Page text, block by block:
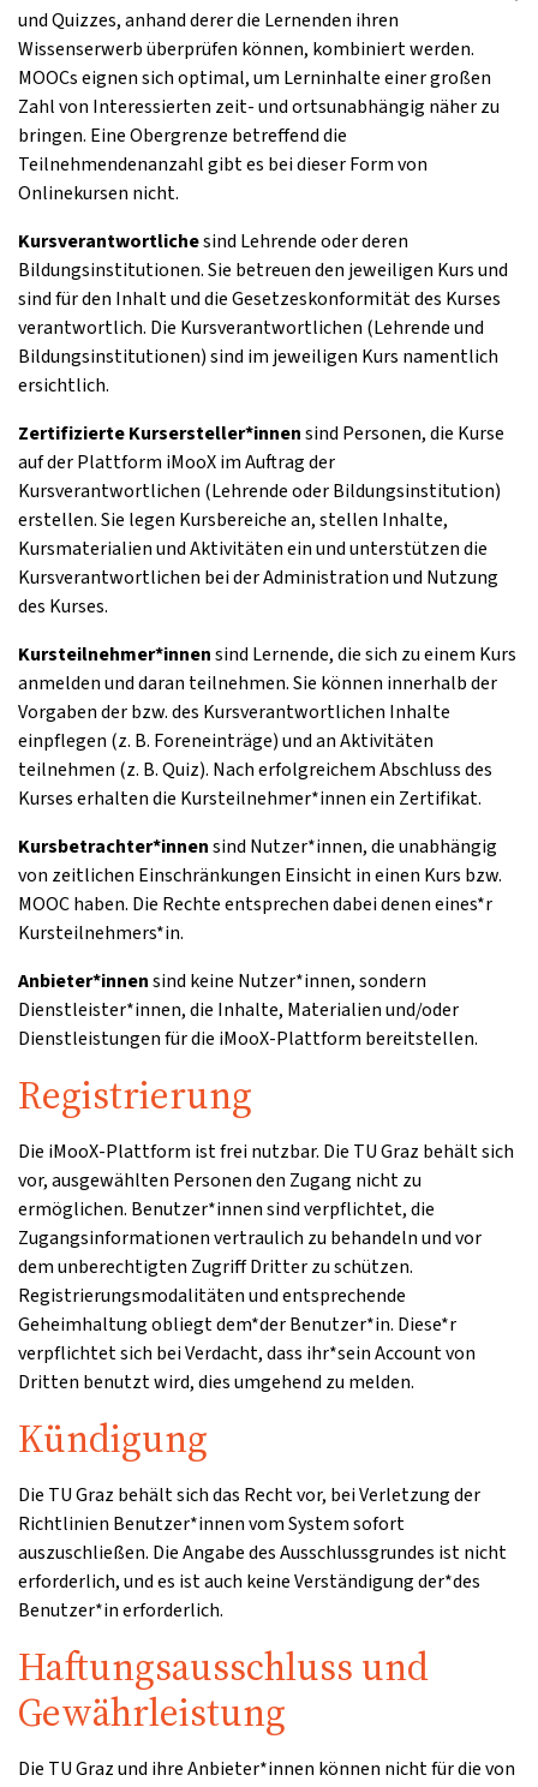
und Quizzes, anhand derer die Lernenden ihren
Wissenserwerb überprüfen können, kombiniert werden.
MOOCs eignen sich optimal, um Lerninhalte einer großen
Zahl von Interessierten zeit- und ortsunabhängig näher zu
bringen. Eine Obergrenze betreffend die
Teilnehmendenanzahl gibt es bei dieser Form von
Onlinekursen nicht.
Kursverantwortlichesind Lehrende oder deren
Bildungsinstitutionen. Sie betreuen den jeweiligen Kurs und
sind für den Inhalt und die Gesetzeskonformität des Kurses
verantwortlich. Die Kursverantwortlichen (Lehrende und
Bildungsinstitutionen) sind im jeweiligen Kurs namentlich
ersichtlich.
Zertifizierte Kursersteller*innensind Personen, die Kurse
auf der Plattform iMooX im Auftrag der
Kursverantwortlichen (Lehrende oder Bildungsinstitution)
erstellen. Sie legen Kursbereiche an, stellen Inhalte,
Kursmaterialien und Aktivitäten ein und unterstützen die
Kursverantwortlichen bei der Administration und Nutzung
des Kurses.
Kursteilnehmer*innensind Lernende, die sich zu einem Kurs
anmelden und daran teilnehmen. Sie können innerhalb der
Vorgaben der bzw. des Kursverantwortlichen Inhalte
einpflegen (z. B. Foreneinträge) und an Aktivitäten
teilnehmen (z. B. Quiz). Nach erfolgreichem Abschluss des
Kurses erhalten die Kursteilnehmer*innen ein Zertifikat.
Kursbetrachter*innensind Nutzer*innen, die unabhängig
von zeitlichen Einschränkungen Einsicht in einen Kurs bzw.
MOOC haben. Die Rechte entsprechen dabei denen eines*r
Kursteilnehmers*in.
Anbieter*innensind keine Nutzer*innen, sondern
Dienstleister*innen, die Inhalte, Materialien und/oder
Dienstleistungen für die iMooX-Plattform bereitstellen.
Registrierung
Die iMooX-Plattform ist frei nutzbar. Die TU Graz behält sich
vor, ausgewählten Personen den Zugang nicht zu
ermöglichen. Benutzer*innen sind verpflichtet, die
Zugangsinformationen vertraulich zu behandeln und vor
dem unberechtigten Zugriff Dritter zu schützen.
Registrierungsmodalitäten und entsprechende
Geheimhaltung obliegt dem*der Benutzer*in. Diese*r
verpflichtet sich bei Verdacht, dass ihr*sein Account von
Dritten benutzt wird, dies umgehend zu melden.
Kündigung
Die TU Graz behält sich das Recht vor, bei Verletzung der
Richtlinien Benutzer*innen vom System sofort
auszuschließen. Die Angabe des Ausschlussgrundes ist nicht
erforderlich, und es ist auch keine Verständigung der*des
Benutzer*in erforderlich.
Haftungsausschluss und
Gewährleistung
Die TU Graz und ihre Anbieter*innen können nicht für die von